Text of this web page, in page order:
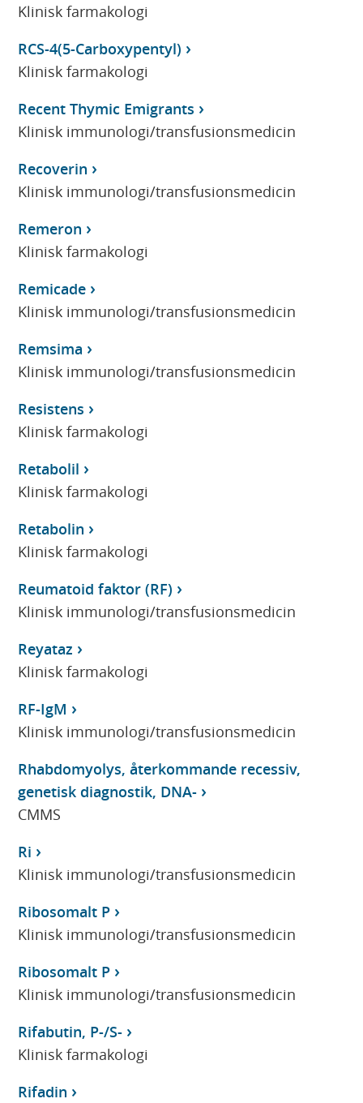
Klinisk farmakologi
RCS-4(5-Carboxypentyl)
Klinisk farmakologi
Recent Thymic Emigrants
Klinisk immunologi/transfusionsmedicin
Recoverin
Klinisk immunologi/transfusionsmedicin
Remeron
Klinisk farmakologi
Remicade
Klinisk immunologi/transfusionsmedicin
Remsima
Klinisk immunologi/transfusionsmedicin
Resistens
Klinisk farmakologi
Retabolil
Klinisk farmakologi
Retabolin
Klinisk farmakologi
Reumatoid faktor (RF)
Klinisk immunologi/transfusionsmedicin
Reyataz
Klinisk farmakologi
RF-IgM
Klinisk immunologi/transfusionsmedicin
Rhabdomyolys, återkommande recessiv,
genetisk diagnostik, DNA-
CMMS
Ri
Klinisk immunologi/transfusionsmedicin
Ribosomalt P
Klinisk immunologi/transfusionsmedicin
Ribosomalt P
Klinisk immunologi/transfusionsmedicin
Rifabutin, P-/S-
Klinisk farmakologi
Rifadin